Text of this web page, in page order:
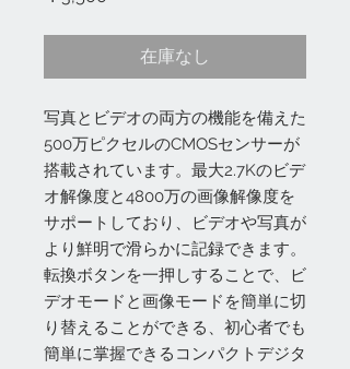
在庫なし
写真とビデオの両方の機能を備えた
500万ピクセルのCMOSセンサーが
搭載されています。最大2.7Kのビデ
オ解像度と4800万の画像解像度を
サポートしており、ビデオや写真が
より鮮明で滑らかに記録できます。
転換ボタンを一押しすることで、ビ
デオモードと画像モードを簡単に切
り替えることができる、初心者でも
簡単に掌握できるコンパクトデジタ